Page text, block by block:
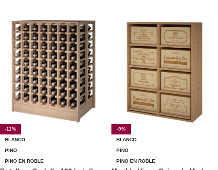
-11%
BLANCO
PINO
PINO EN ROBLE
-9%
BLANCO
PINO
PINO EN ROBLE